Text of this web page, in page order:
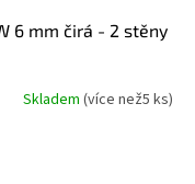
6 mm čirá - 2 stěny
Skladem (více než5 ks)